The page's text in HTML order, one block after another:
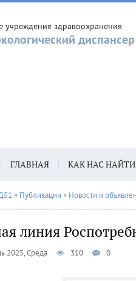
учреждение здравоохранения
диспансер
ГЛАВНАЯ КАК НАС
» Публикации » Новости и
линия
2025, Среда 310 0